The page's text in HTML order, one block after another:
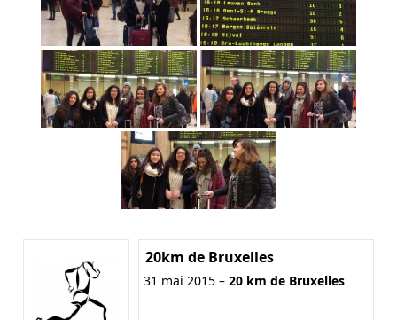
20km de Bruxelles
31 mai 2015 – 20 km de Bruxelles